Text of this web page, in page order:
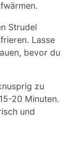
Strudel
Lasse
bevor du
zu
20 Minuten.
und